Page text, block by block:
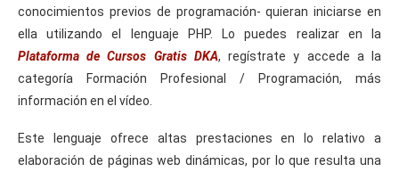
conocimientos previos de programación- quieran iniciarse en
ella utilizando el lenguaje PHP. Lo puedes realizar en la
Plataforma de Cursos Gratis DKA, regístrate y accede a la
categoría Formación Profesional / Programación, más
información en el vídeo.
Este lenguaje ofrece altas prestaciones en lo relativo a
elaboración de páginas web dinámicas, por lo que resulta una